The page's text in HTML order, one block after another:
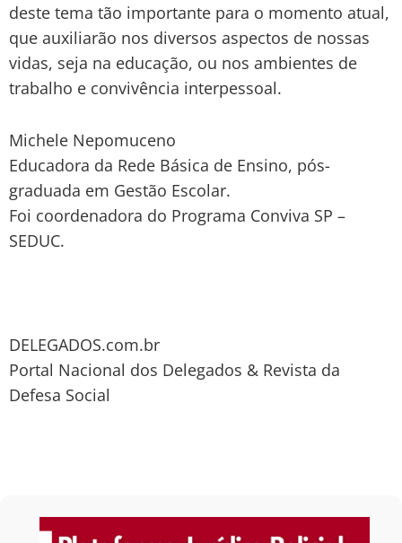
deste tema tão importante para o momento atual,
que auxiliarão nos diversos aspectos de nossas
vidas, seja na educação, ou nos ambientes de
trabalho e convivência interpessoal.
Michele Nepomuceno
Educadora da Rede Básica de Ensino, pós-
graduada em Gestão Escolar.
Foi coordenadora do Programa Conviva SP –
SEDUC.
DELEGADOS.com.br
Portal Nacional dos Delegados & Revista da
Defesa Social